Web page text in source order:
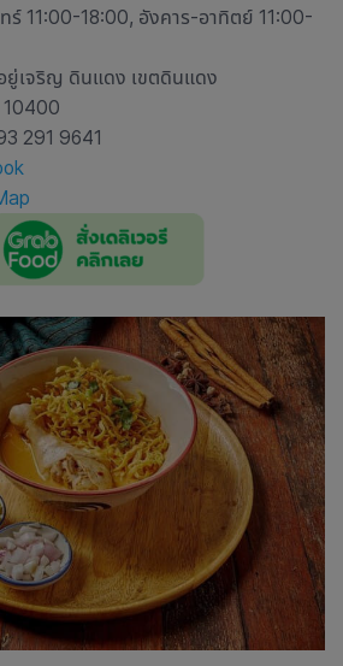
ร์ 11:00-18:00, อังคาร-อาทิตย์ 11:00-
ยู่เจริญ ดินแดง เขตดินแดง
10400
291 9641